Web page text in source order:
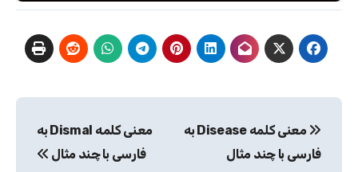
نوشته
معنی کلمه Disease به
فارسی با چند مثال
معنی کلمه Dismal به
فارسی با چند مثال